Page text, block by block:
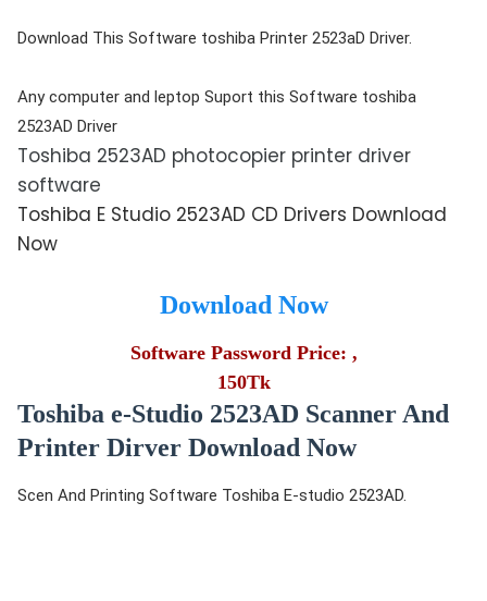
Download This Software toshiba Printer 2523aD Driver.
Any computer and leptop Suport this Software toshiba
2523AD Driver
Toshiba 2523AD photocopier printer driver
software
Toshiba E Studio 2523AD CD Drivers Download
Now
Download Now
Software Password Price: ,
150Tk
Toshiba e-Studio 2523AD Scanner And
Printer Dirver Download Now
Scen And Printing Software Toshiba E-studio 2523AD.